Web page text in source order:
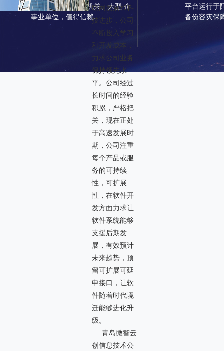
服务于众多政府、机关、大型 企
事业单位，值得信赖.
平台运行于
备份容灾保
联网发展和科
技进步，公司
不断投入学习
和开发成本，
力求公司业务
保持领先水
平。公司经过
长时间的经验
积累，严格把
关，现在正处
于高速发展时
期，公司注重
每个产品或服
务的可持续
性，可扩展
性，在软件开
发方面力求让
软件系统能够
支援后期发
展，有效预计
未来趋势，预
留可扩展可延
申接口，让软
件随着时代境
迁能够进化升
级。
青岛微智云
创信息技术公